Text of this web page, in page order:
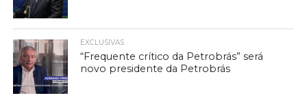
EXCLUSIVAS
“Frequente crítico da Petrobrás” será
novo presidente da Petrobrás